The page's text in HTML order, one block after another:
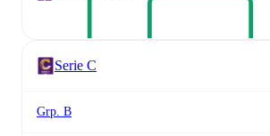
Serie C
Grp. B